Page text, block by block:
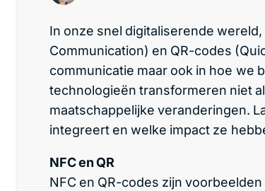
In onze snel digitaliserende
Communication) en QR-codes
communicatie maar ook in hoe we
technologieën transformeren niet
maatschappelijke veranderingen.
integreert en welke impact ze
NFC en QR
NFC en QR-codes zijn